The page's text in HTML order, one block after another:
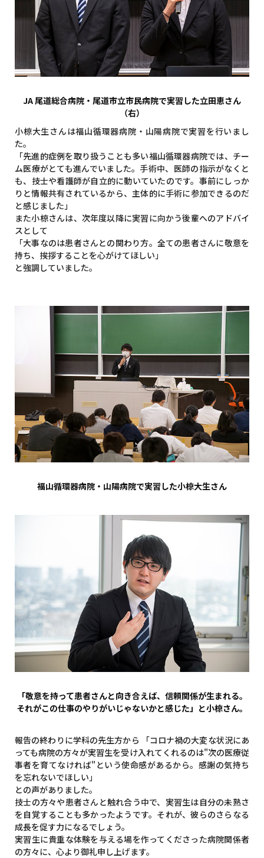
JA 尾道総合病院・尾道市立市民病院で実習した立田恵さん
（右）
小椋大生さんは福山循環器病院・山陽病院で実習を行いまし
た。
「先進的症例を取り扱うことも多い福山循環器病院では、チー
ム医療がとても進んでいました。手術中、医師の指示がなくと
も、技士や看護師が自立的に動いていたのです。事前にしっか
りと情報共有されているから、主体的に手術に参加できるのだ
と感じました」
また小椋さんは、次年度以降に実習に向かう後輩へのアドバイ
スとして
「大事なのは患者さんとの関わり方。全ての患者さんに敬意を
持ち、挨拶することを心がけてほしい」
と強調していました。
福山循環器病院・山陽病院で実習した小椋大生さん
「敬意を持って患者さんと向き合えば、信頼関係が生まれる。
それがこの仕事のやりがいじゃないかと感じた」と小椋さん。
報告の終わりに学科の先生方から 「コロナ禍の大変な状況にあ
っても病院の方々が実習生を受け入れてくれるのは"次の医療従
事者を育てなければ"という使命感があるから。感謝の気持ち
を忘れないでほしい」
との声がありました。
技士の方々や患者さんと触れ合う中で、実習生は自分の未熟さ
を自覚することも多かったようです。それが、彼らのさらなる
成長を促す力になるでしょう。
実習生に貴重な体験を与える場を作ってくださった病院関係者
の方々に、心より御礼申し上げます。